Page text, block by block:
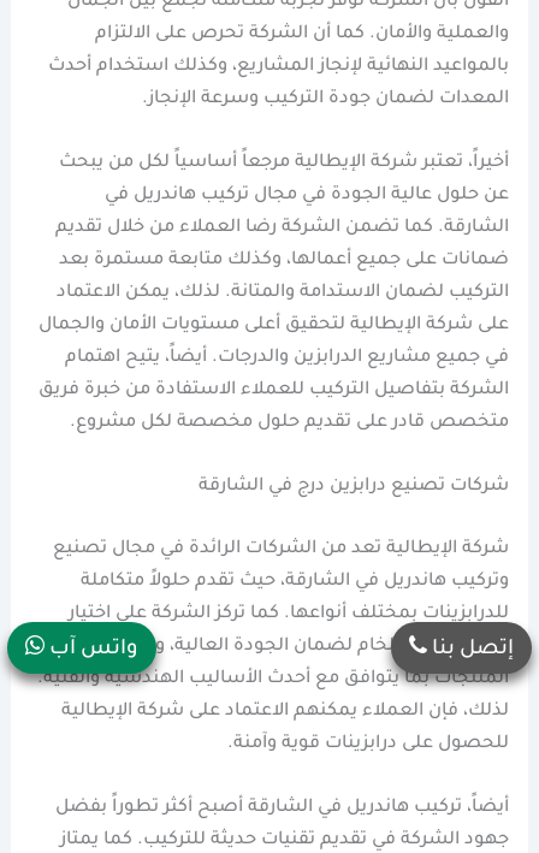
والعملية والأمان. كما أن الشركة تحرص على الالتزام
بالمواعيد النهائية لإنجاز المشاريع، وكذلك استخدام أحدث
المعدات لضمان جودة التركيب وسرعة الإنجاز.
أخيراً، تعتبر شركة الإيطالية مرجعاً أساسياً لكل من يبحث
عن حلول عالية الجودة في مجال تركيب هاندريل في
الشارقة. كما تضمن الشركة رضا العملاء من خلال تقديم
ضمانات على جميع أعمالها، وكذلك متابعة مستمرة بعد
التركيب لضمان الاستدامة والمتانة. لذلك، يمكن الاعتماد
على شركة الإيطالية لتحقيق أعلى مستويات الأمان والجمال
في جميع مشاريع الدرابزين والدرجات. أيضاً، يتيح اهتمام
الشركة بتفاصيل التركيب للعملاء الاستفادة من خبرة فريق
متخصص قادر على تقديم حلول مخصصة لكل مشروع.
شركات تصنيع درابزين درج في الشارقة
شركة الإيطالية تعد من الشركات الرائدة في مجال تصنيع
وتركيب هاندريل في الشارقة، حيث تقدم حلولاً متكاملة
للدرابزينات بمختلف أنواعها. كما تركز الشركة على اختيار
أفضل المواد الخام لضمان الجودة العالية، وكذلك تصميم
المنتجات بما يتوافق مع أحدث الأساليب الهندسية والفنية.
لذلك، فإن العملاء يمكنهم الاعتماد على شركة الإيطالية
للحصول على درابزينات قوية وآمنة.
أيضاً، تركيب هاندريل في الشارقة أصبح أكثر تطوراً بفضل
جهود الشركة في تقديم تقنيات حديثة للتركيب. كما يمتاز
واتس آب إتصل بنا